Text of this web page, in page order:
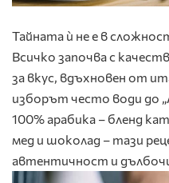
Тайната ѝ не е в
Всичко започва с
за вкус, вдъхновен от
изборът често води до
100% арабика – бленд
мед и шоколад – тази
автентичност и